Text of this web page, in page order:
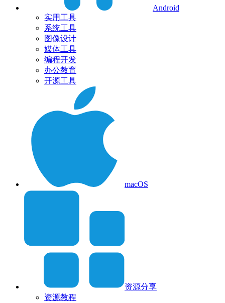
Android
实用工具
系统工具
图像设计
媒体工具
编程开发
办公教育
开源工具
macOS
资源分享
资源教程